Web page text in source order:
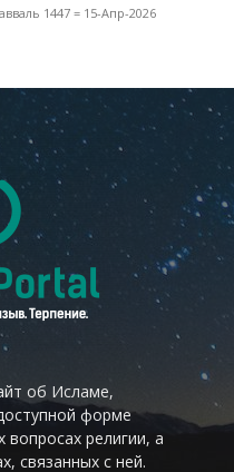
1447 = 15-Апр-2026
об Исламе,
форме
религии, а
связанных с ней.